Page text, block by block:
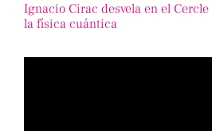
Ignacio Cirac desvela en el
la física cuántica